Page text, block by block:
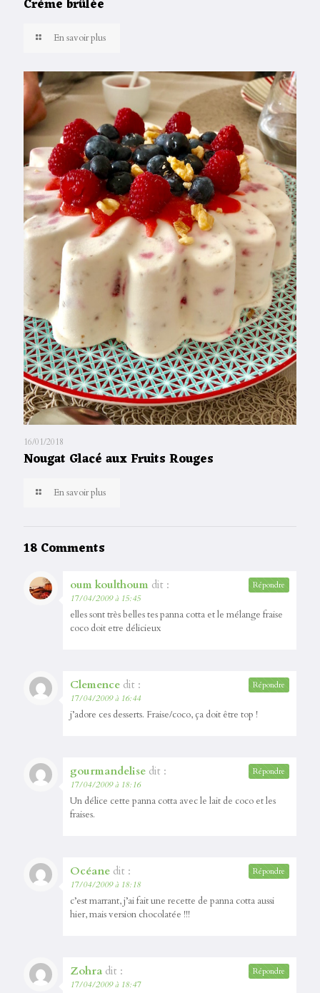
Crème brûlée
En savoir plus
16/01/2018
Nougat Glacé aux Fruits Rouges
En savoir plus
18 Comments
oum koulthoum dit :
17/04/2009 à 15:45
elles sont très belles tes panna cotta et le mélange fraise
coco doit etre délicieux
Répondre
Clemence dit :
17/04/2009 à 16:44
j’adore ces desserts. Fraise/coco, ça doit être top !
Répondre
gourmandelise dit :
17/04/2009 à 18:16
Un délice cette panna cotta avec le lait de coco et les
fraises.
Répondre
Océane dit :
17/04/2009 à 18:18
c’est marrant, j’ai fait une recette de panna cotta aussi
hier, mais version chocolatée !!!
Répondre
Zohra dit :
17/04/2009 à 18:47
Répondre